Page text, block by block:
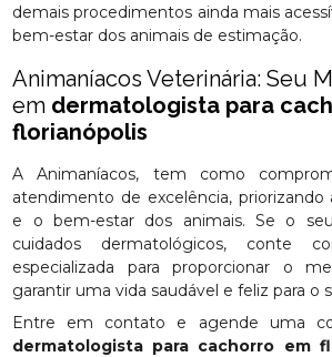
demais procedimentos ainda mais
bem-estar dos animais de estimação.
Animaníacos Veterinária: Seu
em dermatologista para
florianópolis
A Animaníacos, tem como
atendimento de excelência,
e o bem-estar dos animais. Se o
cuidados dermatológicos, conte
especializada para proporcionar o
garantir uma vida saudável e feliz para o
Entre em contato e agende uma
dermatologista para cachorro em